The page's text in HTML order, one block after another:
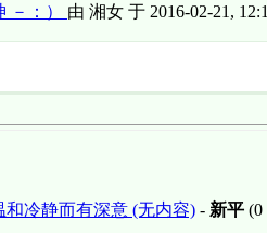
－：） 由 湘女 于 2016-02-21,
冷静而有深意 (无内容) - 新平 (0